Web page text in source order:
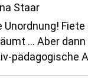
Staar
Unordnung!
… Aber
pädagogische